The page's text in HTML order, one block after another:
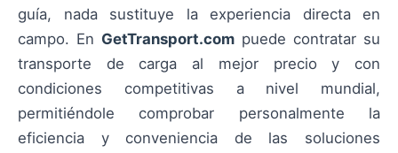
guía, nada sustituye la experiencia directa en
campo. En GetTransport.com puede contratar su
transporte de carga al mejor precio y con
condiciones competitivas a nivel mundial,
permitiéndole comprobar personalmente la
eficiencia y conveniencia de las soluciones